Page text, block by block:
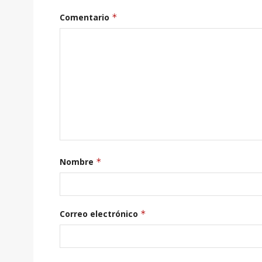
Comentario *
Nombre *
Correo electrónico *